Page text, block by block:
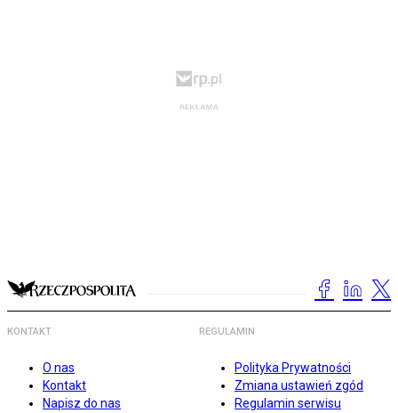
KONTAKT
O nas
Kontakt
Napisz do nas
REGULAMIN
Polityka Prywatności
Zmiana ustawień zgód
Regulamin serwisu